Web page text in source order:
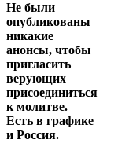
Не были
опубликованы
никакие
анонсы, чтобы
пригласить
верующих
присоединиться
к молитве.
Есть в графике
и Россия.